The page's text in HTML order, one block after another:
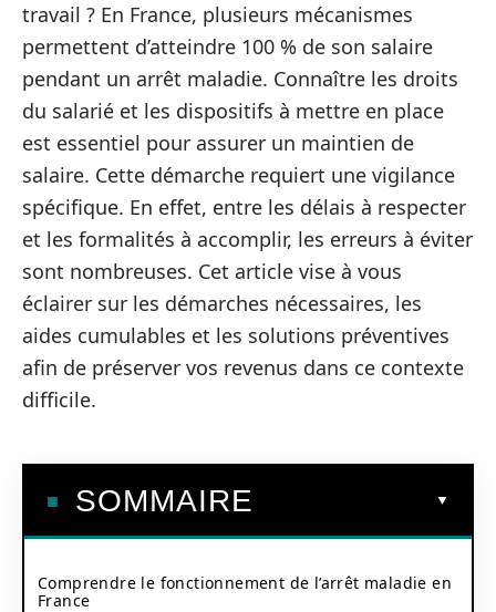
travail ? En France, plusieurs mécanismes
permettent d’atteindre 100 % de son salaire
pendant un arrêt maladie. Connaître les droits
du salarié et les dispositifs à mettre en place
est essentiel pour assurer un maintien de
salaire. Cette démarche requiert une vigilance
spécifique. En effet, entre les délais à respecter
et les formalités à accomplir, les erreurs à éviter
sont nombreuses. Cet article vise à vous
éclairer sur les démarches nécessaires, les
aides cumulables et les solutions préventives
afin de préserver vos revenus dans ce contexte
difficile.
SOMMAIRE
Comprendre le fonctionnement de l’arrêt maladie en
France